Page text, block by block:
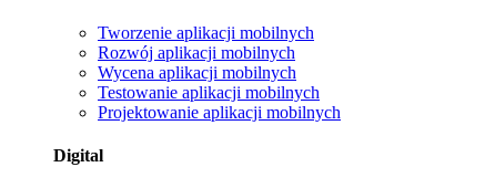
Tworzenie aplikacji mobilnych
Rozwój aplikacji mobilnych
Wycena aplikacji mobilnych
Testowanie aplikacji mobilnych
Projektowanie aplikacji mobilnych
Digital